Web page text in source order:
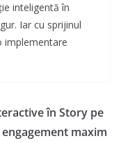
inteligentă în
Iar cu sprijinul
implementare
în Story pe
maxim